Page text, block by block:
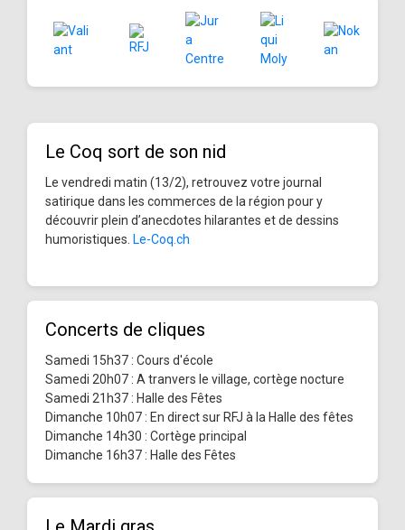
Le Coq sort de son nid
Le vendredi matin (13/2), retrouvez votre journal
satirique dans les commerces de la région pour y
découvrir plein d’anecdotes hilarantes et de dessins
humoristiques. Le-Coq.ch
Concerts de cliques
Samedi 15h37 : Cours d'école
Samedi 20h07 : A tranvers le village, cortège nocture
Samedi 21h37 : Halle des Fêtes
Dimanche 10h07 : En direct sur RFJ à la Halle des fêtes
Dimanche 14h30 : Cortège principal
Dimanche 16h37 : Halle des Fêtes